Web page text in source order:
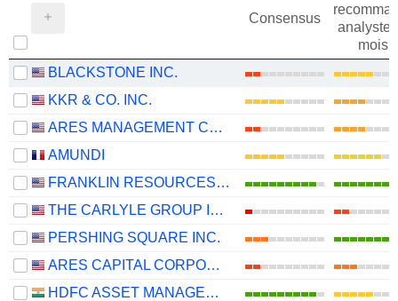
Consensus
mois
BLACKSTONE INC.
KKR & CO. INC.
ARES MANAGEMENT CORPORATION
AMUNDI
FRANKLIN RESOURCES, INC.
THE CARLYLE GROUP INC.
PERSHING SQUARE INC.
ARES CAPITAL CORPORATION
HDFC ASSET MANAGEMENT COMPANY LIMITED